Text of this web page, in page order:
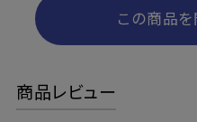
この商品
商品レビュー